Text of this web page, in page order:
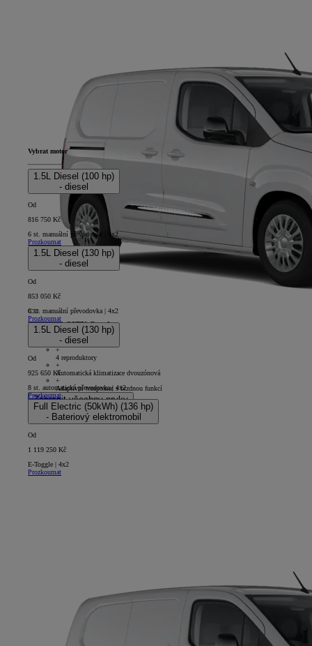
PROACE CITY Comfort
5D - Panel Van Short
+
4 reproduktory
+
Automatická klimatizace dvouzónová
+
Adaptivní tempomat s brzdnou funkcí
Zobrazit všechny prvky
Vybrat motor
1.5L Diesel (100 hp)
- diesel
Od
816 750 Kč
6 st. manuální převodovka | 4x2
Prozkoumat
1.5L Diesel (130 hp)
- diesel
Od
853 050 Kč
6 st. manuální převodovka | 4x2
Prozkoumat
1.5L Diesel (130 hp)
- diesel
Od
925 650 Kč
8 st. automatická převodovka | 4x2
Prozkoumat
Full Electric (50kWh) (136 hp)
- Bateriový elektromobil
Od
1 119 250 Kč
E-Toggle | 4x2
Prozkoumat